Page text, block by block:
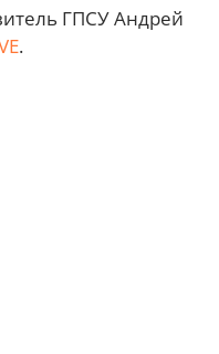
ГПСУ Андрей
.